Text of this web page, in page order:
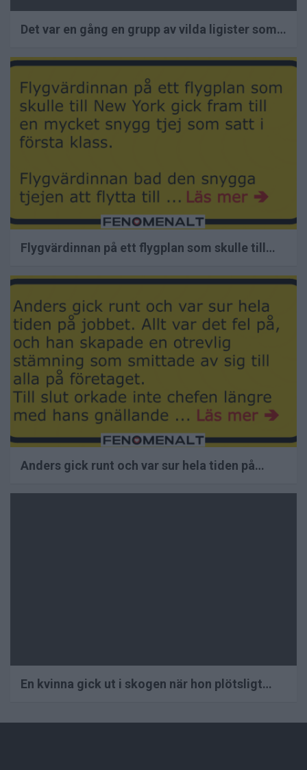
Det var en gång en grupp av vilda ligister som…
Flygvärdinnan på ett flygplan som skulle till…
Anders gick runt och var sur hela tiden på…
En kvinna gick ut i skogen när hon plötsligt…